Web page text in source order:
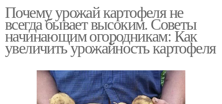
Почему урожай картофеля не
всегда бывает высоким. Советы
начинающим огородникам: Как
увеличить урожайность картофеля